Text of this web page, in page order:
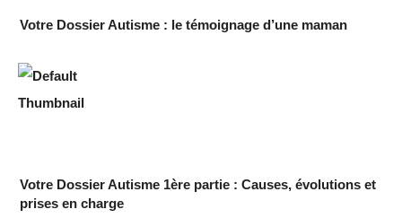
Votre Dossier Autisme : le témoignage d’une maman
Votre Dossier Autisme 1ère partie : Causes, évolutions et
prises en charge